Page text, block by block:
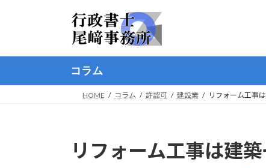
コラム
HOME コラム 許認可 建設業 リフォーム工事
リフォーム工事は建